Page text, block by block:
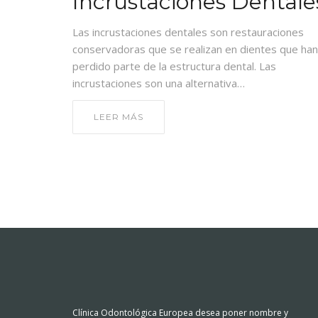
Las incrustaciones dentales son restauraciones
conservadoras que se realizan en dientes que han
perdido parte de la estructura dental. Las
incrustaciones son una alternativa…
LEER MÁS
Clínica Odontológica Europea desea poner nombre y